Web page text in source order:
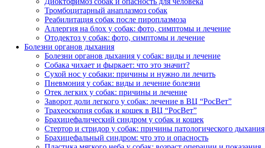
Тромбоцитарный анаплазмоз собак
Реабилитация собак после пироплазмоза
Аллергия на блох у собак: фото, симптомы и лечение
Отодектоз у собак: фото, симптомы и лечение
Болезни органов дыхания
Болезни органов дыхания у собак: виды и лечение
Собака чихает и фыркает: что это значит?
Сухой нос у собаки: причины и нужно ли лечить
Пневмония у собак: виды и лечение болезни
Отек легких у собак: причины и лечение
Заворот доли легкого у собак: лечение в ВЦ “РосВет”
Трахеоскопия собак и кошек в ВЦ “РосВет”
Брахицефалический синдром у собак и кошек
Стертор и стридор у собак: причины патологического дыхания
Брахицефальный синдром: что это и опасность